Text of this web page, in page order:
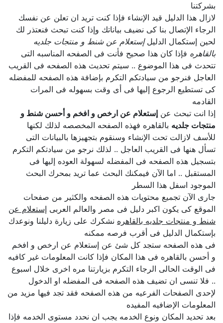
بشركتنا
لازال هذا الدليل قيد الإنشاء فإذا كنت تريد ان تعلن عن نفسك
الرجاء الإتصال بنا كى نضيف بياناتك وإذا كنت تبحث فنعتذر لك
لحين إستكمال الدليلإستعلام عن شنط و منتجات جلديه
بالقاهرهفإذا كان هذا صحيح فأنت فى الصفحه المناسبه التى
تتحدث فى هذا الموضوع .. سيتم تحديث هذه الصفحه فى القريب
العاجل فنرجو من سيادتكم التكرم بإضافة هذه الصفحه للمفضله
كى تستطيع الرجوع إليها فى أى وقت بسهوله فى المرات
القادمه
إذا انت تبحث عنإستعلام عن ارخص و افخم و أحسن شنط و
منتجات جلديهبالقاهره فهذه الصفحه المخصصه لذلك لكنها
للأسف لازالت تحت الإنشاء وسنقوم بتجهيزها بالبيانات التى
تسأل هنها فى القريب العاجل .. لذلك نرجو من سيادتكم التكرم
بتسجيل هذه الصفحه فى المفضله لسهولة العوده إليها فى
المستقبل .. اما الآن فيمكنك البحث عما تريد بمحرك البحث
الموجود اسفل هذا السطر
جارى الآن تجميع محتويات هذه الصفحه والكثير من صفحات
الموقع كى يكون اكبر دليل فى مصر والعالم العربىإستعلام عن
شنط و منتجات جلديه بالقاهرهنشكرك على زيارة دليلنا ونوعدك
بإستكمال الدليل فى أقرب فرصه ممكنه
فى هذه الصفحه ستجد كل شئ عن إستعلام عن ارخص و افخم
و أحسن بالقاهره فى هذا المكان فإذا كانت المعلومات غير كافيه
فى الوقت الحالى الرجاء التكرم بزيارتنا مره اخرى خلال اسبوع
.. فلا تنسى ان تضيف هذه الصفحه فى المفضله او الدخول
لإحدى الصفحات الفرعيه من هذه الصفحه فقد تجد فيها مزيد من
المعلومات الإضافيه المفيده
بعد تحديد المكان ونوع الخدمه يجب ان نحدد مستوى الخدمه فإذا